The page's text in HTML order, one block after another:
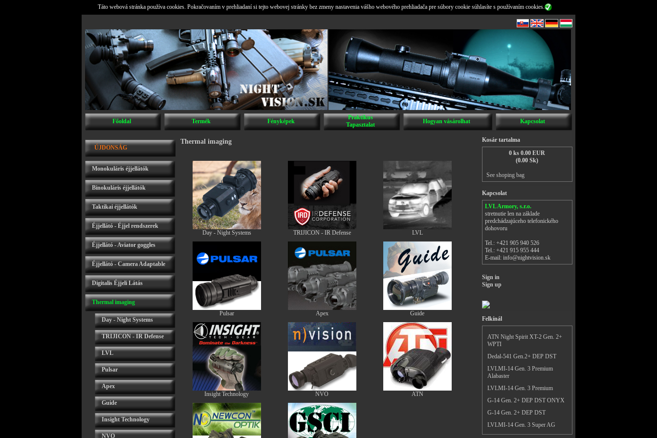
Táto webová stránka používa cookies. Pokračovaním v prehliadaní si tejto webovej stránky bez zmeny nastavenia vášho webového prehliadača pre súbory cookie súhlasíte s používaním cookies.
Főoldal Termék Fényképek
Praktikus
Tapasztalat
Hogyan vásárolhat Kapcsolat
ÚJDONSÁG
Monokuláris éjjellátók
Binokuláris éjjellátók
Taktikai éjjellátók
Éjjellátó - Éjjel rendszerek
Éjjellátó - Aviator goggles
Éjjellátó - Camera Adaptable
Digitalis Éjjeli Látás
Thermal imaging
Day - Night Systems
TRIJICON - IR Defense
LVL
Pulsar
Apex
Guide
Insight Technology
NVO
Thermal imaging
Day - Night Systems TRIJICON - IR Defense LVL
Pulsar Apex Guide
Insight Technology NVO ATN
Kosár tartalma
0 ks 0.00 EUR
(0.00 Sk)
See shoping bag
Kapcsolat
LVL Armory, s.r.o.
stretnutie len na základe
predchádzajúceho telefonického
dohovoru
Tel.: +421 905 940 526
Tel.: +421 915 955 444
E-mail: info@nightvision.sk
Sign in
Sign up
Felkínál
ATN Night Spirit XT-2 Gen. 2+
WPTI
Dedal-541 Gen.2+ DEP DST
LVLMI-14 Gen. 3 Premium
Alabaster
LVLMI-14 Gen. 3 Premium
G-14 Gen. 2+ DEP DST ONYX
G-14 Gen. 2+ DEP DST
LVLMI-14 Gen. 3 Super AG